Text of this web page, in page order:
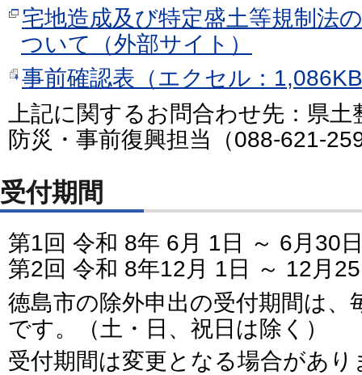
宅地造成及び特定盛土等規制法
ついて（外部サイト）
事前確認表（エクセル：
上記に関するお問合わせ先：県
防災・事前復興担当（088-621-
受付期間
第1回 令和 8年 6月 1日 ～ 6月30
第2回 令和 8年12月 1日 ～ 12月
徳島市の除外申出の受付期間は、
です。（土・日、祝日は除く）
受付期間は変更となる場合があり